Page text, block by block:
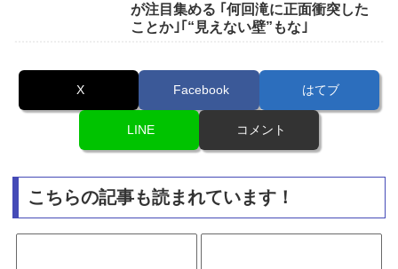
が注目集める ｢何回滝に正面衝突した
ことか｣｢“見えない壁”もな｣
X Facebook はてブ
LINE コメント
こちらの記事も読まれています！